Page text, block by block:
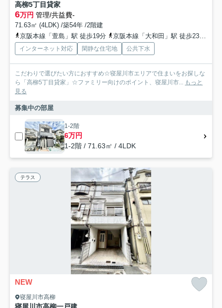
高柳5丁目貸家
6万円 管理/共益費-
71.63㎡ (4LDK) /築54年 /2階建
京阪本線「萱島」駅 徒歩19分
京阪本線「大和田」駅 徒歩23分
インターネット対応 閑静な住宅地 公共下水
こだわりで選びたい方におすすめ☆寝屋川市エリアで住まいをお探しな
ら「高柳5丁目貸家」☆ファミリー向けのポイント、寝屋川市... もっと
見る
募集中の部屋
1-2階
6万円
1-2階 / 71.63㎡ / 4LDK
テラス
NEW
寝屋川市高柳